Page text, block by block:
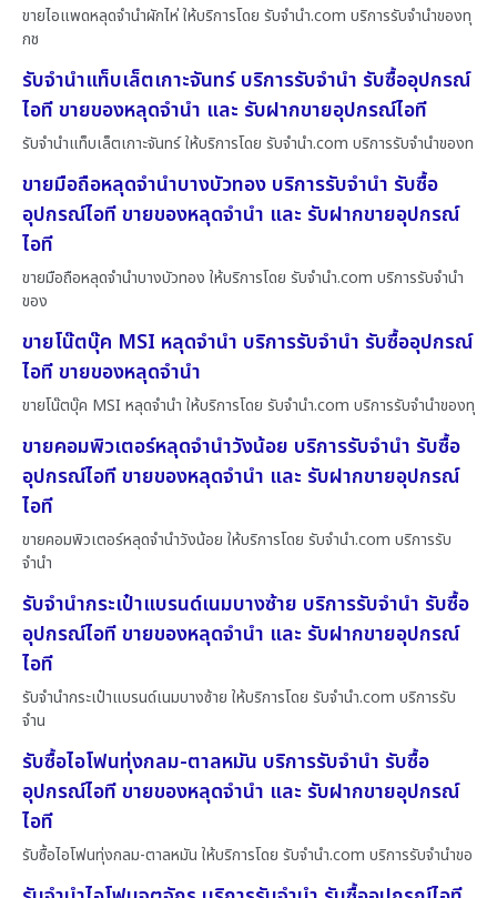
ขายไอแพดหลุดจำนำผักไห่ ให้บริการโดย รับจํานํา.com บริการรับจำนำของทุ
กช
รับจำนำแท็บเล็ตเกาะจันทร์ บริการรับจำนำ รับซื้ออุปกรณ์
ไอที ขายของหลุดจำนำ และ รับฝากขายอุปกรณ์ไอที
รับจำนำแท็บเล็ตเกาะจันทร์ ให้บริการโดย รับจํานํา.com บริการรับจำนำของท
ขายมือถือหลุดจำนำบางบัวทอง บริการรับจำนำ รับซื้อ
อุปกรณ์ไอที ขายของหลุดจำนำ และ รับฝากขายอุปกรณ์
ไอที
ขายมือถือหลุดจำนำบางบัวทอง ให้บริการโดย รับจํานํา.com บริการรับจำนำ
ของ
ขายโน๊ตบุ๊ค MSI หลุดจำนำ บริการรับจำนำ รับซื้ออุปกรณ์
ไอที ขายของหลุดจำนำ
ขายโน๊ตบุ๊ค MSI หลุดจำนำ ให้บริการโดย รับจํานํา.com บริการรับจำนำของทุ
ขายคอมพิวเตอร์หลุดจำนำวังน้อย บริการรับจำนำ รับซื้อ
อุปกรณ์ไอที ขายของหลุดจำนำ และ รับฝากขายอุปกรณ์
ไอที
ขายคอมพิวเตอร์หลุดจำนำวังน้อย ให้บริการโดย รับจํานํา.com บริการรับ
จำนำ
รับจำนำกระเป๋าแบรนด์เนมบางซ้าย บริการรับจำนำ รับซื้อ
อุปกรณ์ไอที ขายของหลุดจำนำ และ รับฝากขายอุปกรณ์
ไอที
รับจำนำกระเป๋าแบรนด์เนมบางซ้าย ให้บริการโดย รับจํานํา.com บริการรับ
จำน
รับซื้อไอโฟนทุ่งกลม-ตาลหมัน บริการรับจำนำ รับซื้อ
อุปกรณ์ไอที ขายของหลุดจำนำ และ รับฝากขายอุปกรณ์
ไอที
รับซื้อไอโฟนทุ่งกลม-ตาลหมัน ให้บริการโดย รับจํานํา.com บริการรับจำนำขอ